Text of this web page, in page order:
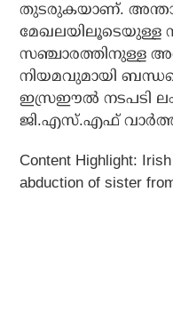
തുടരുകയാണ്.
മേഖലയിലൂടെയുള്ള
സഞ്ചാരത്തിനുള്ള
നിയമവുമായി
ഇസ്രഈല്‍ നടപടി
ജി.എസ്.എഫ്
Content Highlight:
abduction of sister